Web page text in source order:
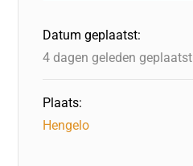
Datum geplaatst:
4 dagen geleden geplaatst
Plaats:
Hengelo